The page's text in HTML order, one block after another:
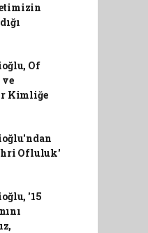
Of
Kimliğe
Ofluluk'
'15